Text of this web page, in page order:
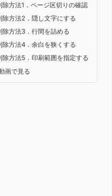
方法1．ページ区切りの確認
方法2．隠し文字にする
方法3．行間を詰める
方法4．余白を狭くする
方法5．印刷範囲を指定する
画で見る